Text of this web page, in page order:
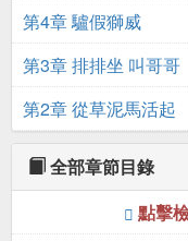
第4章 驢假獅威
第3章 排排坐 叫哥哥
第2章 從草泥馬活起
全部章節目錄
點擊